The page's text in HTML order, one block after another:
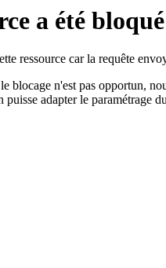
a été bloqué
ressource car la requête
blocage n'est pas opportun,
adapter le paramétrage